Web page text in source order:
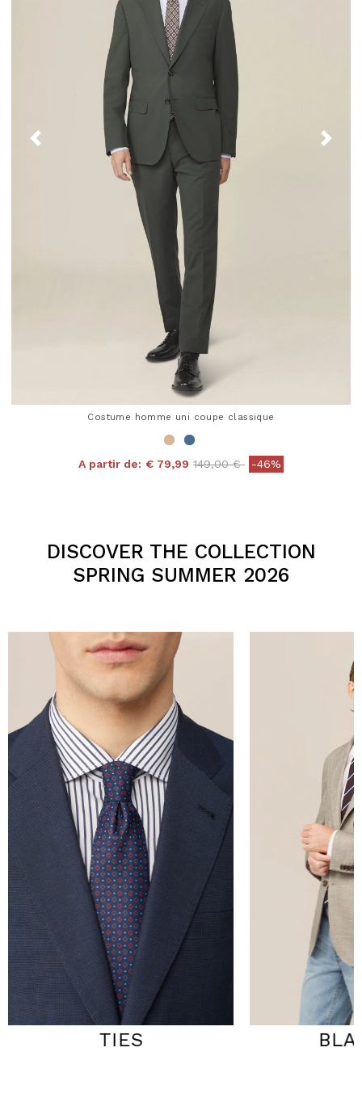
Costume homme uni coupe classique
A partir de: € 79,99 Price reduced from
149,00 €to-46%
DISCOVER THE COLLECTION
SPRING SUMMER 2026
BLAZERS